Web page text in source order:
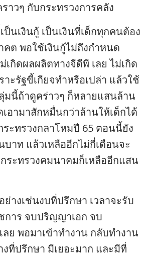
าวๆ กับกระทรวงการคลัง
ป็นเงินกู้ เป็นเงินที่เด็กทุกคนต้อง
คต พอใช้เงินกู้ไม่ถึงกำหนด
เกิดผลผลิตทางจีดีพี เลย ไม่เกิด
าะรัฐขี้เกียจทำหรือเปล่า แล้วใช้
มนี้ถ้าดูคร่าวๆ ก็หลายแสนล้าน
อามาสักหมื่นกว่าล้านให้เด็กได้
ระทรวงกลาโหมปี 65 ตอนนี้ยัง
าท แล้วเหลืออีกไม่กี่เดือนจะ
ระทรวงคมนาคมก็เหลืออีกแสน
ย่างเช่นงบที่ปรึกษา เวลาจะรับ
การ จบปริญญาเอก จบ
ลย พอมาเข้าทำงาน กลับทำงาน
งที่ปรึกษา มีเยอะมาก และมีที่